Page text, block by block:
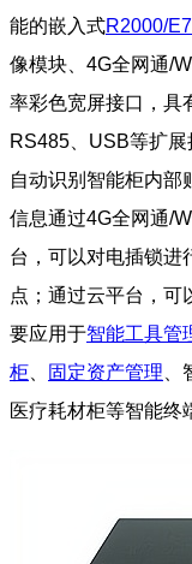
能的嵌入式R2000/
像模块、4G全网通/
率彩色宽屏接口，具
RS485、USB等扩
自动识别智能柜内部
信息通过4G全网通/
台，可以对电插锁进
点；通过云平台，可
要应用于智能工具管
柜
固定资产管理
医疗耗材柜等智能终